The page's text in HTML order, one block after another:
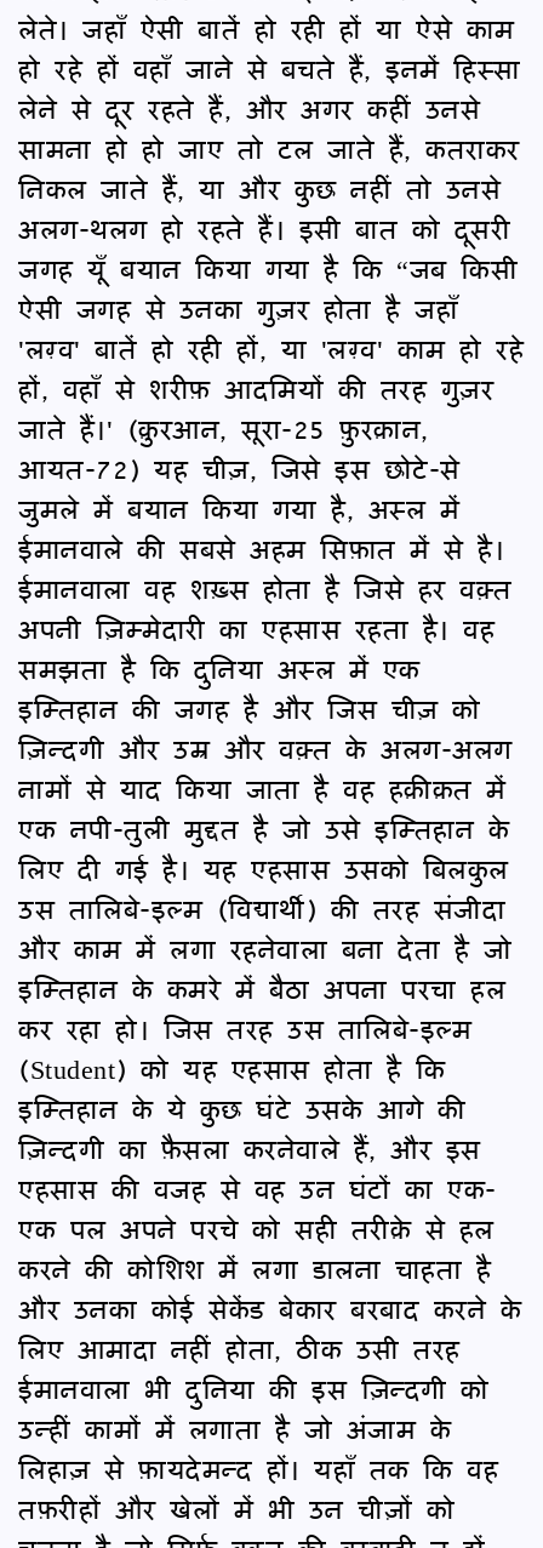
लेते। जहाँ ऐसी बातें हो रही हों या ऐसे काम
हो रहे हों वहाँ जाने से बचते हैं, इनमें हिस्सा
लेने से दूर रहते हैं, और अगर कहीं उनसे
सामना हो हो जाए तो टल जाते हैं, कतराकर
निकल जाते हैं, या और कुछ नहीं तो उनसे
अलग-थलग हो रहते हैं। इसी बात को दूसरी
जगह यूँ बयान किया गया है कि “जब किसी
ऐसी जगह से उनका गुज़र होता है जहाँ
'लग़्व' बातें हो रही हों, या 'लग़्व' काम हो रहे
हों, वहाँ से शरीफ़ आदमियों की तरह गुज़र
जाते हैं।' (क़ुरआन, सूरा-25 फ़ुरक़ान,
आयत-72) यह चीज़, जिसे इस छोटे-से
जुमले में बयान किया गया है, अस्ल में
ईमानवाले की सबसे अहम सिफ़ात में से है।
ईमानवाला वह शख़्स होता है जिसे हर वक़्त
अपनी ज़िम्मेदारी का एहसास रहता है। वह
समझता है कि दुनिया अस्ल में एक
इम्तिहान की जगह है और जिस चीज़ को
ज़िन्दगी और उम्र और वक़्त के अलग-अलग
नामों से याद किया जाता है वह हक़ीक़त में
एक नपी-तुली मुद्दत है जो उसे इम्तिहान के
लिए दी गई है। यह एहसास उसको बिलकुल
उस तालिबे-इल्म (विद्यार्थी) की तरह संजीदा
और काम में लगा रहनेवाला बना देता है जो
इम्तिहान के कमरे में बैठा अपना परचा हल
कर रहा हो। जिस तरह उस तालिबे-इल्म
(Student) को यह एहसास होता है कि
इम्तिहान के ये कुछ घंटे उसके आगे की
ज़िन्दगी का फ़ैसला करनेवाले हैं, और इस
एहसास की वजह से वह उन घंटों का एक-
एक पल अपने परचे को सही तरीक़े से हल
करने की कोशिश में लगा डालना चाहता है
और उनका कोई सेकेंड बेकार बरबाद करने के
लिए आमादा नहीं होता, ठीक उसी तरह
ईमानवाला भी दुनिया की इस ज़िन्दगी को
उन्हीं कामों में लगाता है जो अंजाम के
लिहाज़ से फ़ायदेमन्द हों। यहाँ तक कि वह
तफ़रीहों और खेलों में भी उन चीज़ों को